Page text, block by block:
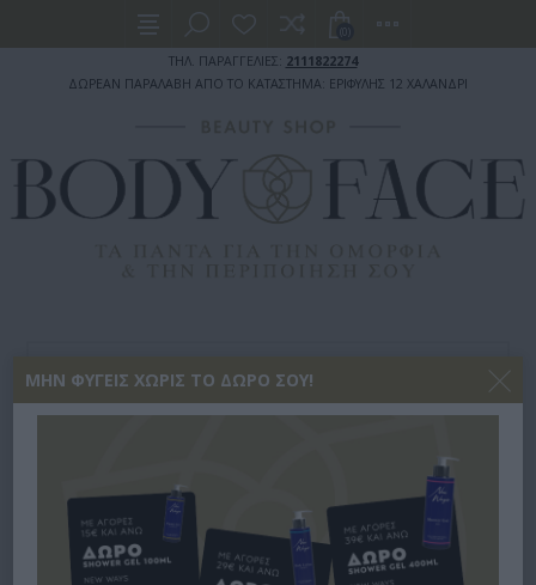
ΤΗΛ. ΠΑΡΑΓΓΕΛΙΕΣ: 2111822274
ΔΩΡΕΑΝ ΠΑΡΑΛΑΒΗ ΑΠΟ ΤΟ ΚΑΤΑΣΤΗΜΑ: ΕΡΙΦΥΛΗΣ 12 ΧΑΛΑΝΔΡΙ
JASMINE DR PEPTI-BOOST COMPLETE REPAIR 500ML
JASMINE DR PEPTI-BOOST
COMPLETE REPAIR 500ML
ΜΗΝ ΦΎΓΕΙΣ ΧΩΡΊΣ ΤΟ ΔΏΡΟ ΣΟΥ!